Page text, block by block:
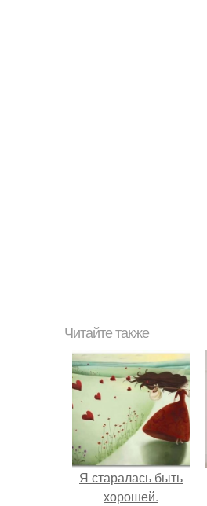
Читайте также
Я старалась быть
хорошей.